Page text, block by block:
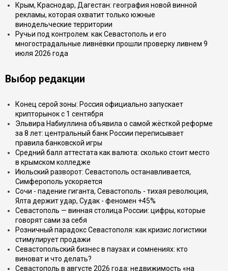
Крым, Краснодар, Дагестан: география новой винной
рекламы, которая охватит только южные
винодельческие территории
Ручьи под контролем: как Севастополь и его
многострадальные ливнёвки прошли проверку ливнем 9
июля 2026 года
Выбор редакции
Конец серой зоны: Россия официально запускает
крипторынок с 1 сентября
Эльвира Набиуллина объявила о самой жёсткой реформе
за 8 лет: центральный банк России переписывает
правила банковской игры
Средний балл аттестата как валюта: сколько стоит место
в крымском колледже
Июльский разворот: Севастополь останавливается,
Симферополь ускоряется
Сочи - падение гиганта, Севастополь - тихая революция,
Ялта держит удар, Судак - феномен +45%
Севастополь — винная столица России: цифры, которые
говорят сами за себя
Розничный парадокс Севастополя: как кризис логистики
стимулирует продажи
Севастопольский бизнес в паузах и сомнениях: кто
виноват и что делать?
Севастополь в августе 2026 года: недвижимость «на